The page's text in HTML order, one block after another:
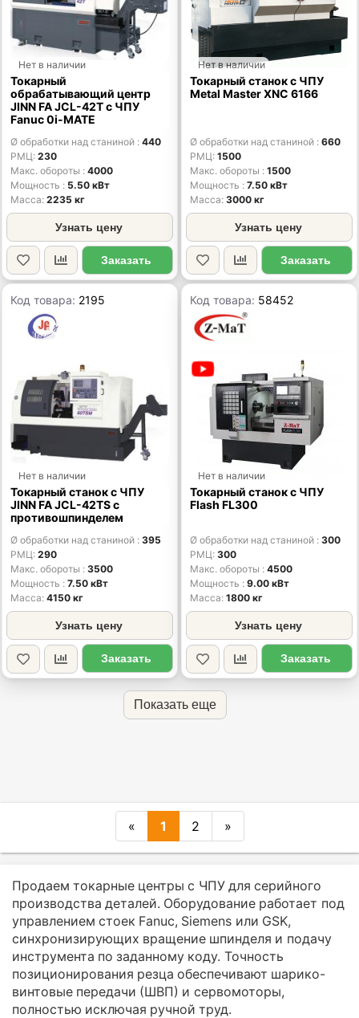
Нет в наличии
Токарный
обрабатывающий центр
JINN FA JCL-42T с ЧПУ
Fanuc 0i-MATE
Ø обработки над станиной
440
РМЦ 230
Макс. обороты
4000
Мощность
5.50 кВт
Масса 2235 кг
Узнать цену
Заказать
Нет в наличии
Токарный станок с ЧПУ
Metal Master XNC 6166
Ø обработки над станиной
660
РМЦ 1500
Макс. обороты
1500
Мощность
7.50 кВт
Масса 3000 кг
Узнать цену
Заказать
Код товара: 2195
Нет в наличии
Токарный станок с ЧПУ
JINN FA JCL-42TS с
противошпинделем
Ø обработки над станиной
395
РМЦ 290
Макс. обороты
3500
Мощность
7.50 кВт
Масса 4150 кг
Узнать цену
Заказать
Код товара: 58452
Нет в наличии
Токарный станок с ЧПУ
Flash FL300
Ø обработки над станиной
300
РМЦ 300
Макс. обороты
4500
Мощность
9.00 кВт
Масса 1800 кг
Узнать цену
Заказать
Показать еще
« 1 2 »
Продаем токарные центры с ЧПУ для серийного
производства деталей. Оборудование работает под
управлением стоек Fanuc, Siemens или GSK,
синхронизирующих вращение шпинделя и подачу
инструмента по заданному коду. Точность
позиционирования резца обеспечивают шарико-
винтовые передачи (ШВП) и сервомоторы,
полностью исключая ручной труд.